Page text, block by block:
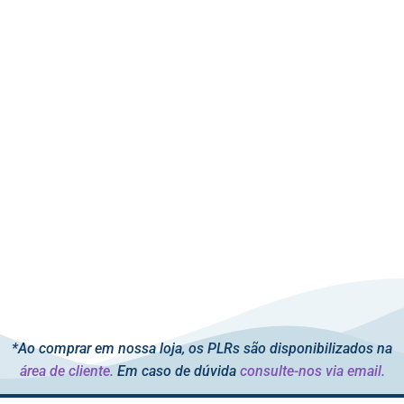
*Ao comprar em nossa loja, os PLRs são disponibilizados na
área de cliente. Em caso de dúvida consulte-nos via email.